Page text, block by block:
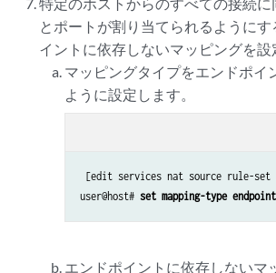
とポートが割り当てられるように
イントに依存しないマッピングを設
マッピングタイプをエンドポイ
ように設定します。
[edit services nat source rule-set
user@host# set mapping-type
エンドポイントに依存しないマ